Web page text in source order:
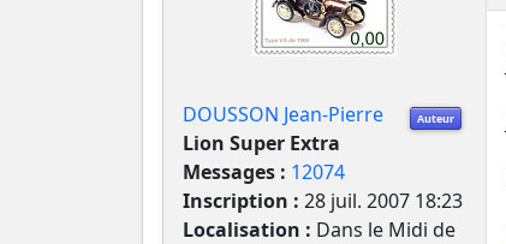
Auteur
DOUSSON Jean-Pierre
Lion Super Extra
Messages : 12074
Inscription : 28 juil. 2007 18:23
Localisation : Dans le Midi de